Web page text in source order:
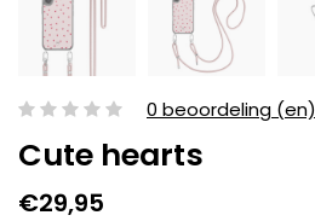
0 beoordeling (en)
Cute hearts
€29,95